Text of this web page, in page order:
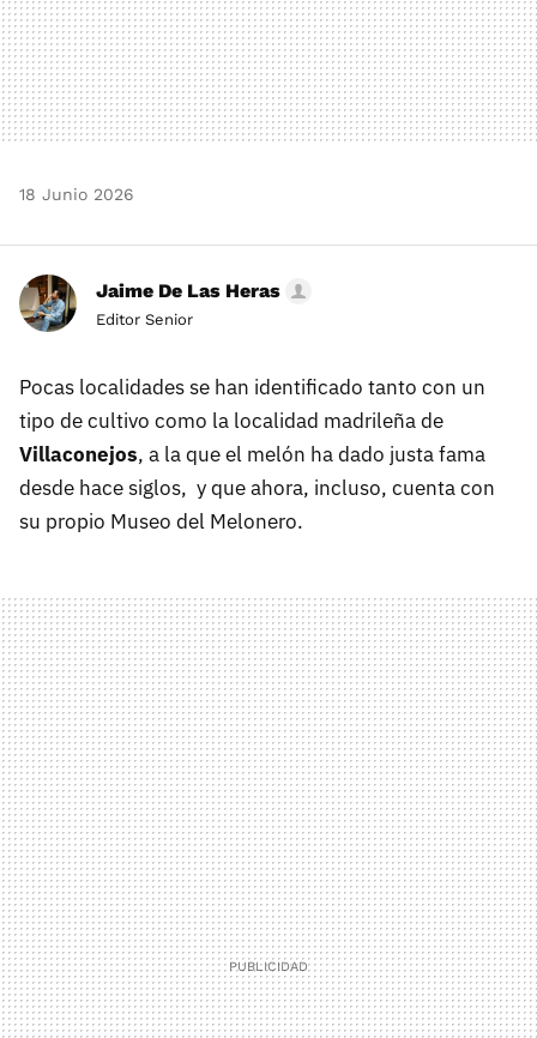
18 Junio 2026
Jaime De Las Heras
Editor Senior
Pocas localidades se han identificado tanto con un
tipo de cultivo como la localidad madrileña de
Villaconejos, a la que el melón ha dado justa fama
desde hace siglos, y que ahora, incluso, cuenta con
su propio Museo del Melonero.